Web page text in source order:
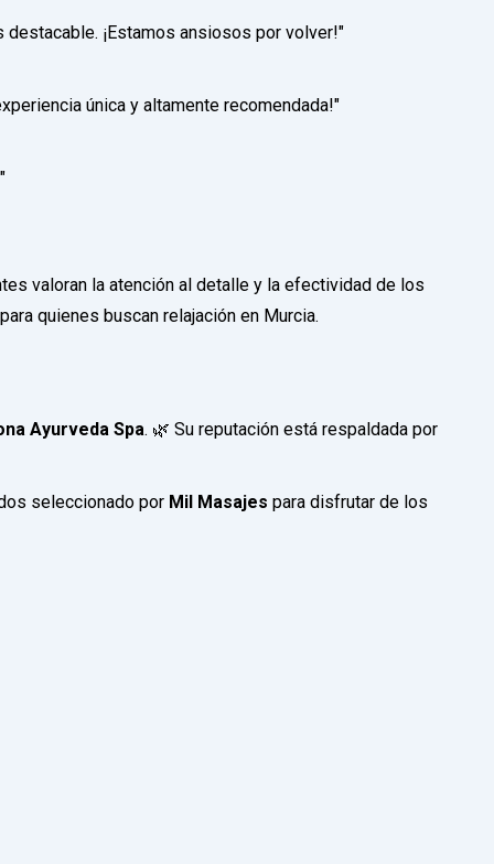
¡Estamos ansiosos por volver!"
única y altamente recomendada!"
valoran la atención al detalle y la efectividad de los
quienes buscan relajación en Murcia.
Ayurveda Spa. 🌿 Su reputación está respaldada por
seleccionado por Mil Masajes para disfrutar de los